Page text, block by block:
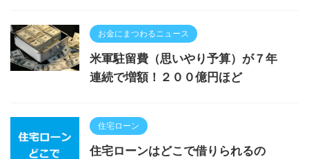
お金にまつわるニュース
米軍駐留費（思いやり予算）が７年
連続で増額！２００億円ほど
住宅ローン
住宅ローンはどこで借りられるの